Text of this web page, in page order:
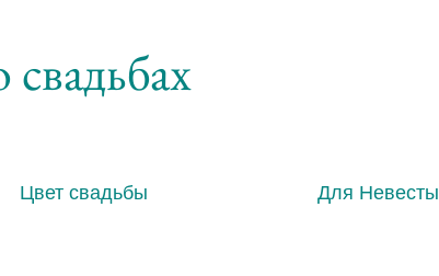
свадьбах
Цвет свадьбы Для Невесты